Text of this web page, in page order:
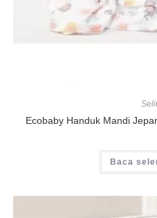
Ecobaby Handuk Mandi
Baca